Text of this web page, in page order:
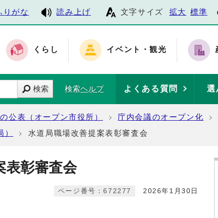
りがな 読み上げ 文字サイズ 拡大 標準
くらし イベント・観光
検索 検索ヘルプ よくある質問 選
公表（オープン市役所）
庁内会議のオープン化
水道局職場改善提案表彰審査会
表彰審査会
2026年1月30日
ページ番号：672277